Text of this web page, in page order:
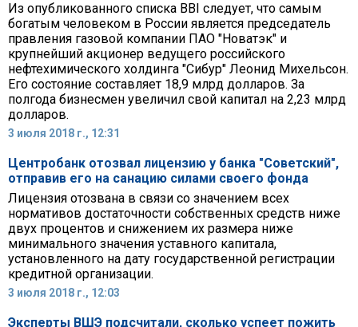
Из опубликованного списка BBI следует, что самым
богатым человеком в России является председатель
правления газовой компании ПАО "Новатэк" и
крупнейший акционер ведущего российского
нефтехимического холдинга "Сибур" Леонид Михельсон.
Его состояние составляет 18,9 млрд долларов. За
полгода бизнесмен увеличил свой капитал на 2,23 млрд
долларов.
3 июля 2018 г., 12:31
Центробанк отозвал лицензию у банка "Советский",
отправив его на санацию силами своего фонда
Лицензия отозвана в связи со значением всех
нормативов достаточности собственных средств ниже
двух процентов и снижением их размера ниже
минимального значения уставного капитала,
установленного на дату государственной регистрации
кредитной организации.
3 июля 2018 г., 12:03
Эксперты ВШЭ подсчитали, сколько успеет пожить